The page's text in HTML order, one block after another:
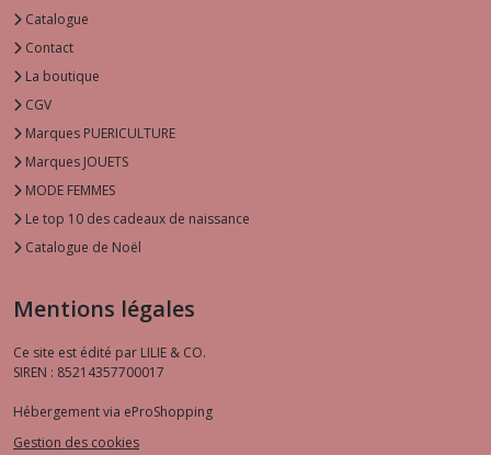
Catalogue
Contact
La boutique
CGV
Marques PUERICULTURE
Marques JOUETS
MODE FEMMES
Le top 10 des cadeaux de naissance
Catalogue de Noël
Mentions légales
Ce site est édité par LILIE & CO.
SIREN : 85214357700017
Hébergement via eProShopping
Gestion des cookies